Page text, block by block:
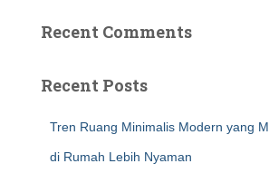
Recent Comments
Recent Posts
Tren Ruang Minimalis Modern yang
di Rumah Lebih Nyaman